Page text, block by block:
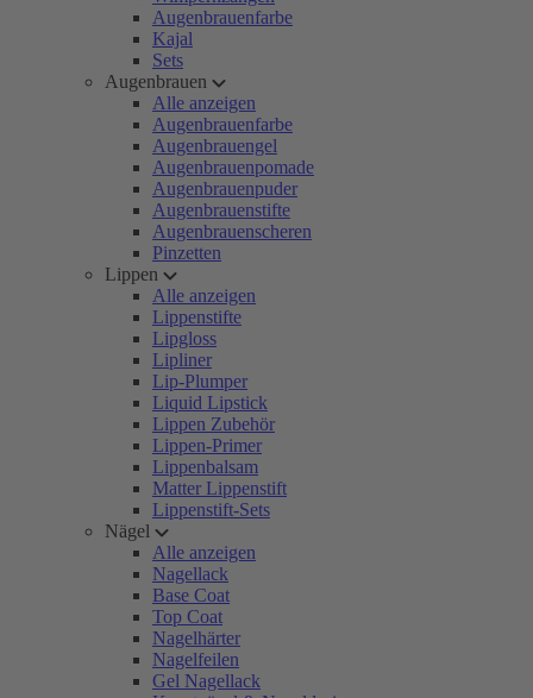
Augenbrauenfarbe
Kajal
Sets
Augenbrauen
Alle anzeigen
Augenbrauenfarbe
Augenbrauengel
Augenbrauenpomade
Augenbrauenpuder
Augenbrauenstifte
Augenbrauenscheren
Pinzetten
Lippen
Alle anzeigen
Lippenstifte
Lipgloss
Lipliner
Lip-Plumper
Liquid Lipstick
Lippen Zubehör
Lippen-Primer
Lippenbalsam
Matter Lippenstift
Lippenstift-Sets
Nägel
Alle anzeigen
Nagellack
Base Coat
Top Coat
Nagelhärter
Nagelfeilen
Gel Nagellack